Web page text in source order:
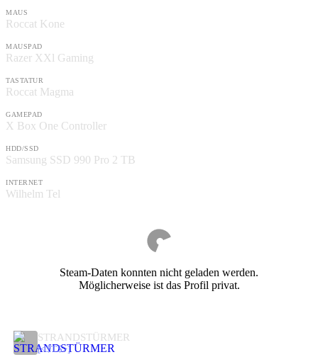
MAUS
Roccat Kone
MAUSPAD
Razer XXl Gaming
TASTATUR
Roccat Magma
GAMEPAD
X Box One Controller
HDD/SSD
Samsung SSD 990 Pro 2 TB
INTERNET
Wilhelm Tel
Steam-Daten konnten nicht geladen werden.
Möglicherweise ist das Profil privat.
STRANDSTÜRMER
[<$T$>]